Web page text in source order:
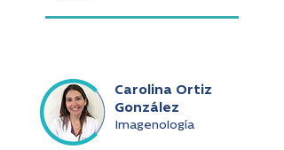
Carolina Ortiz
González
Imagenología